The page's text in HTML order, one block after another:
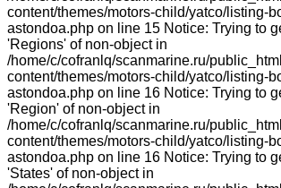
content/themes/motors-child/yatco/listing-
astondoa.php on line 15 Notice: Trying to
'Regions' of non-object in
/home/c/cofranlq/scanmarine.ru/
content/themes/motors-child/yatco/listing-
astondoa.php on line 16 Notice: Trying to
'Region' of non-object in
/home/c/cofranlq/scanmarine.ru/
content/themes/motors-child/yatco/listing-
astondoa.php on line 16 Notice: Trying to
'States' of non-object in